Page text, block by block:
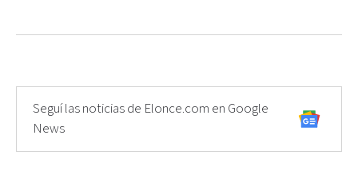
Seguí las noticias de Elonce.com en Google
News